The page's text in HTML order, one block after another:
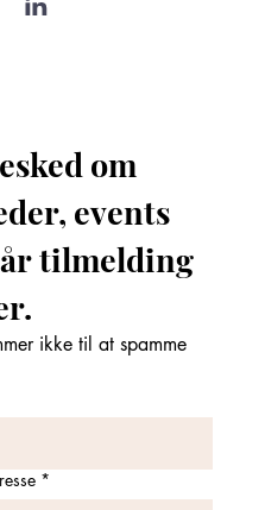
om
events
tilmelding
ikke til at spamme
*